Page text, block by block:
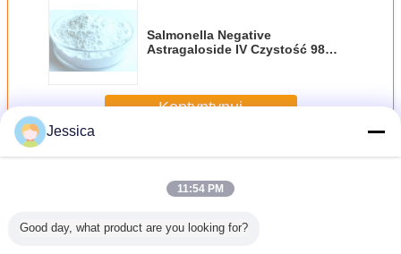
Salmonella Negative
Astragaloside IV Czystość 98
suplementach diety
Kontyntynuj
JeszczeAstragaloside IV
Jessica
11:54 PM
Good day, what product are you looking for?